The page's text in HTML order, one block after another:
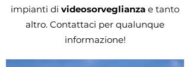
impianti di videosorveglianza e tanto
altro. Contattaci per qualunque
informazione!